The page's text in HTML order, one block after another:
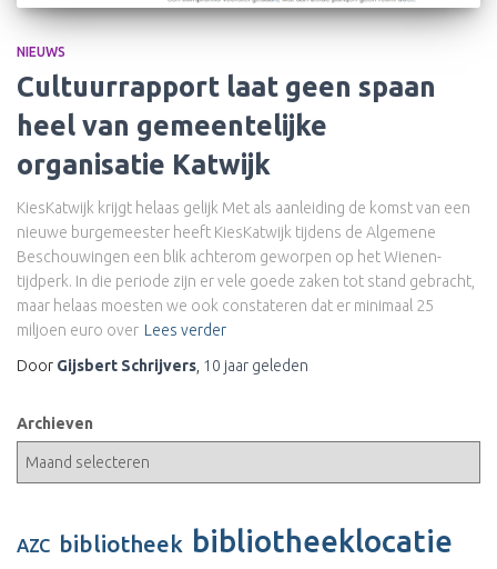
NIEUWS
Cultuurrapport laat geen spaan
heel van gemeentelijke
organisatie Katwijk
KiesKatwijk krijgt helaas gelijk Met als aanleiding de komst van een
nieuwe burgemeester heeft KiesKatwijk tijdens de Algemene
Beschouwingen een blik achterom geworpen op het Wienen-
tijdperk. In die periode zijn er vele goede zaken tot stand gebracht,
maar helaas moesten we ook constateren dat er minimaal 25
miljoen euro over Lees verder
Door Gijsbert Schrijvers 10 jaar geleden
Archieven
AZC bibliotheek bibliotheeklocatie